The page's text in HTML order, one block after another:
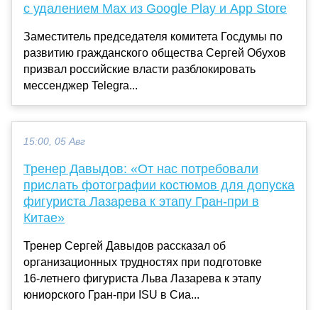
с удалением Мах из Google Play и App Store
Заместитель председателя комитета Госдумы по
развитию гражданского общества Сергей Обухов
призвал российские власти разблокировать
мессенджер Telegra...
15:00, 05 Авг
Тренер Давыдов: «От нас потребовали
прислать фотографии костюмов для допуска
фигуриста Лазарева к этапу Гран‑при в
Китае»
Тренер Сергей Давыдов рассказал об
организационных трудностях при подготовке
16‑летнего фигуриста Льва Лазарева к этапу
юниорского Гран‑при ISU в Сиа...